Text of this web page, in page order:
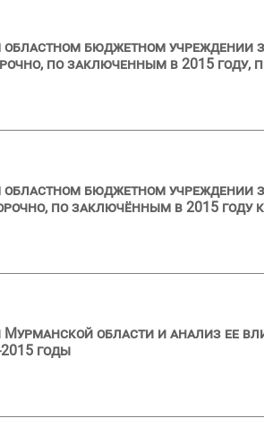
областном бюджетном
по заключенным в 2015 году,
областном бюджетном учреждении
по заключённым в 2015 году
области и анализ ее
годы